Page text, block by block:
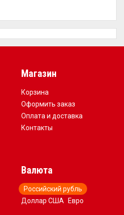
Магазин
Корзина
Оформить заказ
Оплата и доставка
Контакты
Валюта
Российский рубль
Доллар США
Евро